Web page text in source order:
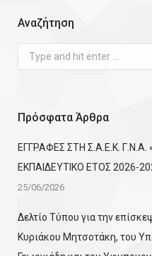
Αναζήτηση
Search:
Πρόσφατα Άρθρα
ΕΓΓΡΑΦΕΣ ΣΤΗ Σ.Α.Ε.Κ.
ΕΚΠΑΙΔΕΥΤΙΚΟ ΕΤΟΣ 2026-
25/06/2026
Δελτίο Τύπου για την
Κυριάκου Μητσοτάκη, του